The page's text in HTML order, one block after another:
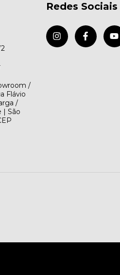
/
Flávio
/
| São
Redes Sociais